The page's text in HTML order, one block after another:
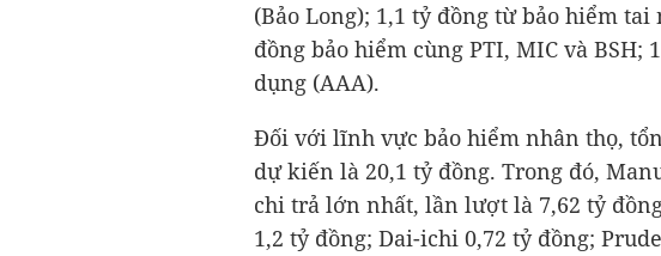
(Bảo Long); 1,1 tỷ đồng từ bảo hiểm tai
đồng bảo hiểm cùng PTI, MIC và BSH;
dụng (AAA).
Đối với lĩnh vực bảo hiểm nhân thọ,
dự kiến là 20,1 tỷ đồng. Trong đó,
chi trả lớn nhất, lần lượt là 7,62 tỷ
1,2 tỷ đồng; Dai-ichi 0,72 tỷ đồng;